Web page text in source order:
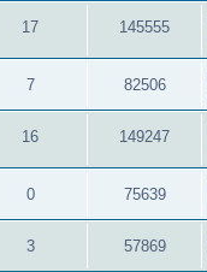
17 145555
7 82506
16 149247
0 75639
3 57869